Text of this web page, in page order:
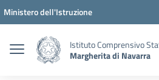
Vai ai contenuti
Vai al menu di navigazione
Vai al footer
Ministero dell'Istruzione
Istituto Comprensivo
Margherita di Navarra